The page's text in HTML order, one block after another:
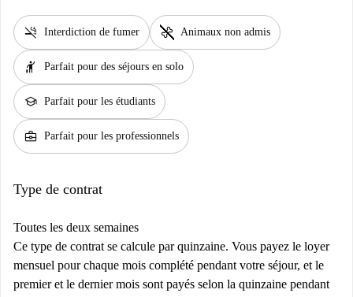
smoke_free Interdiction de fumer pet_supplies Animaux non admis
hail Parfait pour des séjours en solo
school Parfait pour les étudiants
business_center Parfait pour les professionnels
Type de contrat
Toutes les deux semaines
Ce type de contrat se calcule par quinzaine. Vous payez le loyer
mensuel pour chaque mois complété pendant votre séjour, et le
premier et le dernier mois sont payés selon la quinzaine pendant